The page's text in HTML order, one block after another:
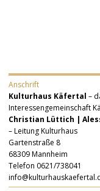
Anschrift
Kulturhaus Käfertal –
Interessengemeinschaft
Christian Lüttich |
– Leitung Kulturhaus
Gartenstraße 8
68309 Mannheim
Telefon 0621/738041